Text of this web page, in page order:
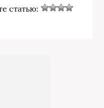
статью: